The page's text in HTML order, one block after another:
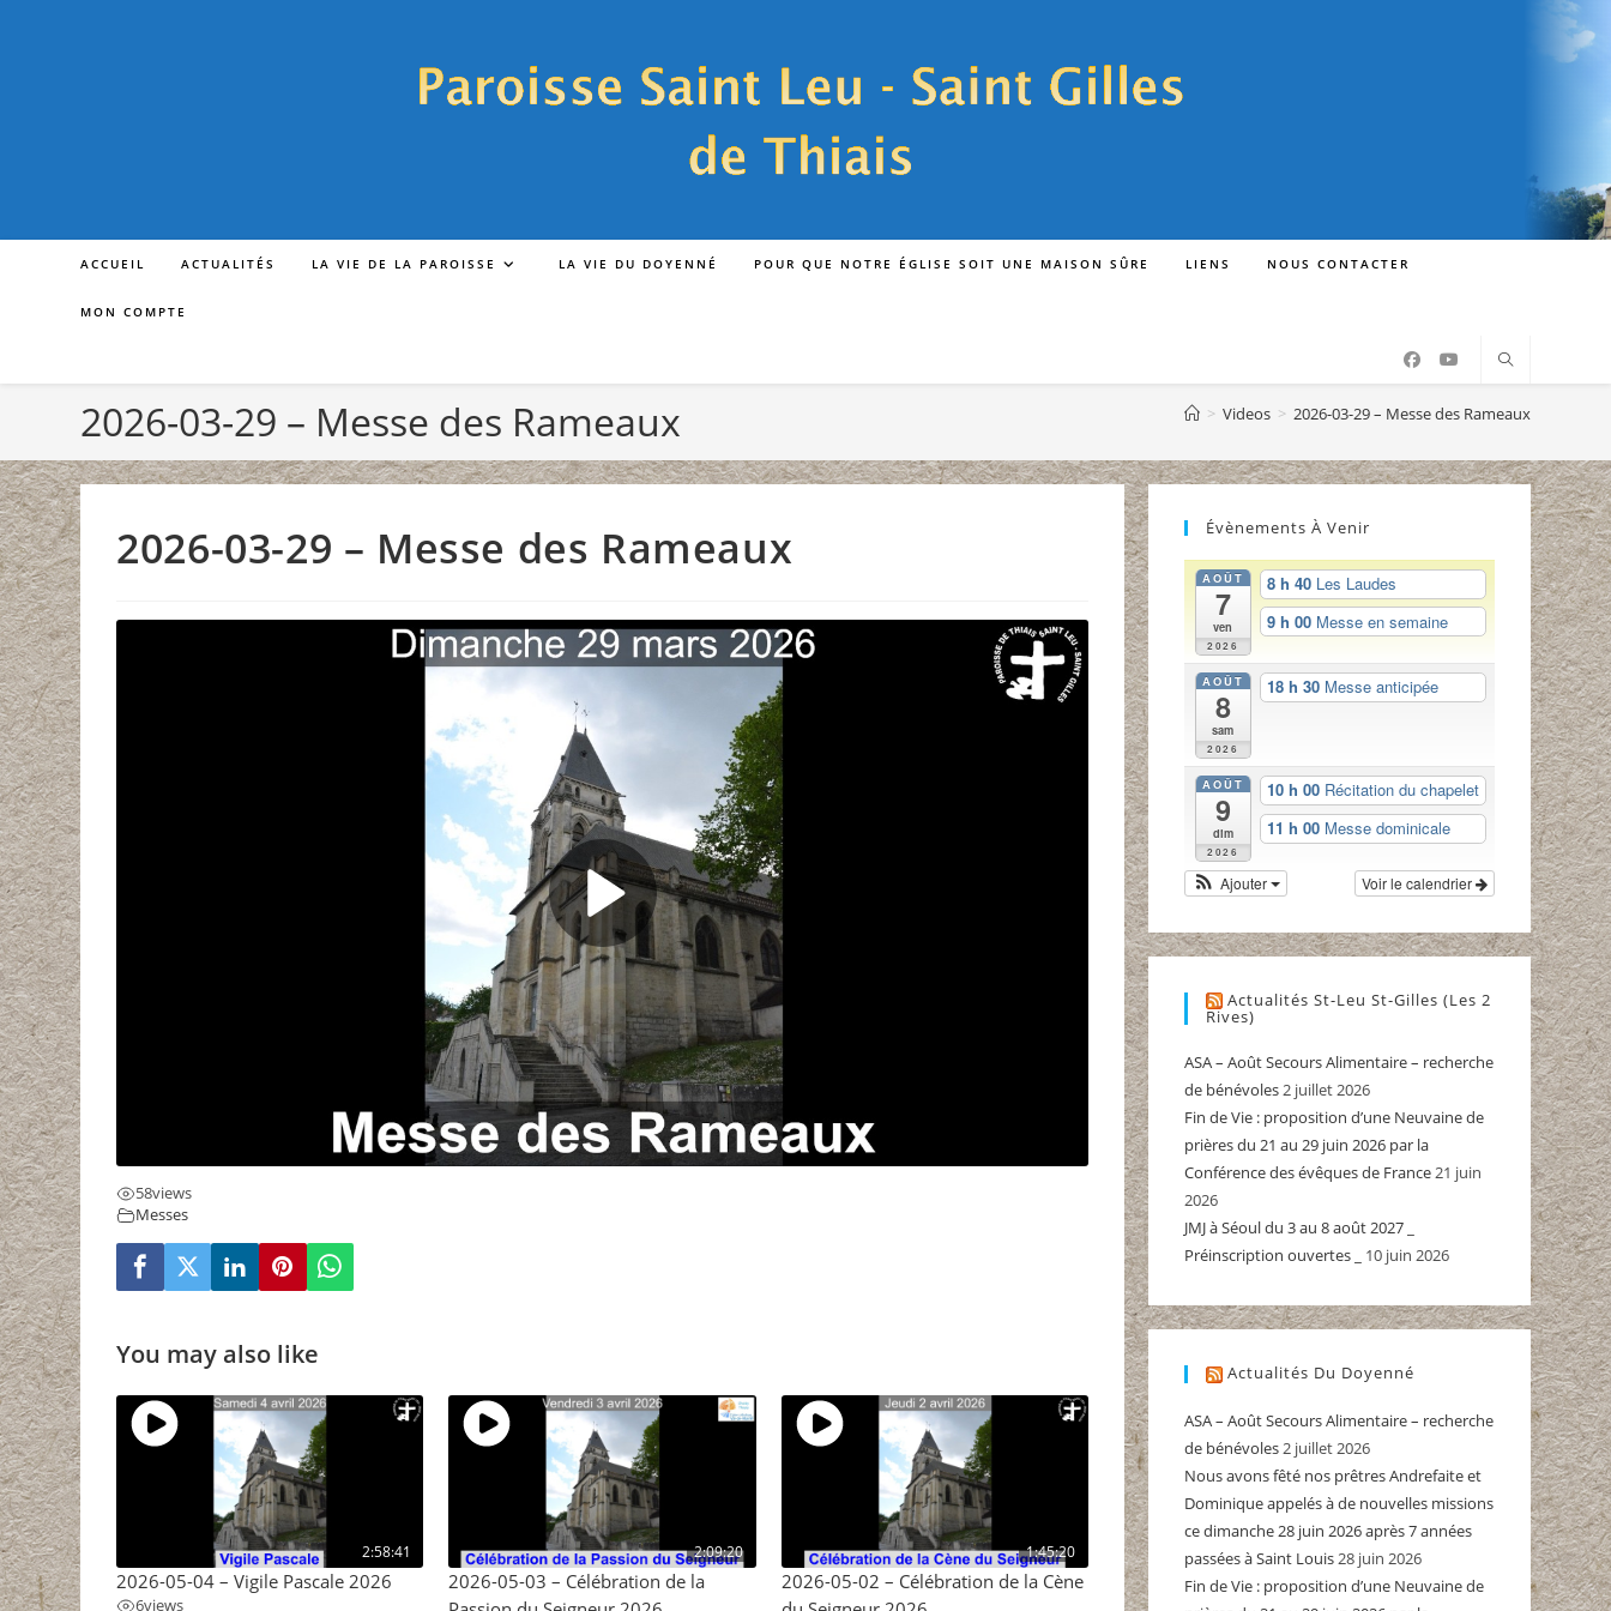
ACCUEIL ACTUALITÉS LA VIE DE LA PAROISSE LA VIE DU DOYENNÉ POUR QUE NOTRE ÉGLISE SOIT UNE MAISON SÛRE LIENS NOUS CONTACTER
MON COMPTE
2026-03-29 – Messe des Rameaux > Videos > 2026-03-29 – Messe des Rameaux
2026-03-29 – Messe des Rameaux
58views
Messes
You may also like
2:58:41
2026-05-04 – Vigile Pascale 2026
6views
2:09:20
2026-05-03 – Célébration de la
1:45:20
2026-05-02 – Célébration de la Cène
Évènements À Venir
AOÛT
7
ven
2026
8 h 40 Les Laudes
9 h 00 Messe en semaine
AOÛT
8
sam
2026
18 h 30 Messe anticipée
AOÛT
9
dim
2026
10 h 00 Récitation du chapelet
11 h 00 Messe dominicale
Voir le calendrier
Ajouter
Actualités St-Leu St-Gilles (Les 2
Rives)
ASA – Août Secours Alimentaire – recherche
de bénévoles2 juillet 2026
Fin de Vie : proposition d’une Neuvaine de
prières du 21 au 29 juin 2026 par la
Conférence des évêques de France21 juin
2026
JMJ à Séoul du 3 au 8 août 2027 _
Préinscription ouvertes _
10 juin 2026
Actualités Du Doyenné
ASA – Août Secours Alimentaire – recherche
de bénévoles 2 juillet 2026
Nous avons fêté nos prêtres Andrefaite et
Dominique appelés à de nouvelles missions
ce dimanche 28 juin 2026 après 7 années
passées à Saint Louis 28 juin 2026
Fin de Vie : proposition d’une Neuvaine de